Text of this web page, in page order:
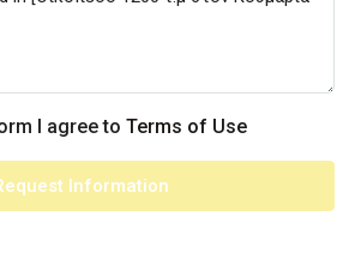
I agree to Terms of Use
Information